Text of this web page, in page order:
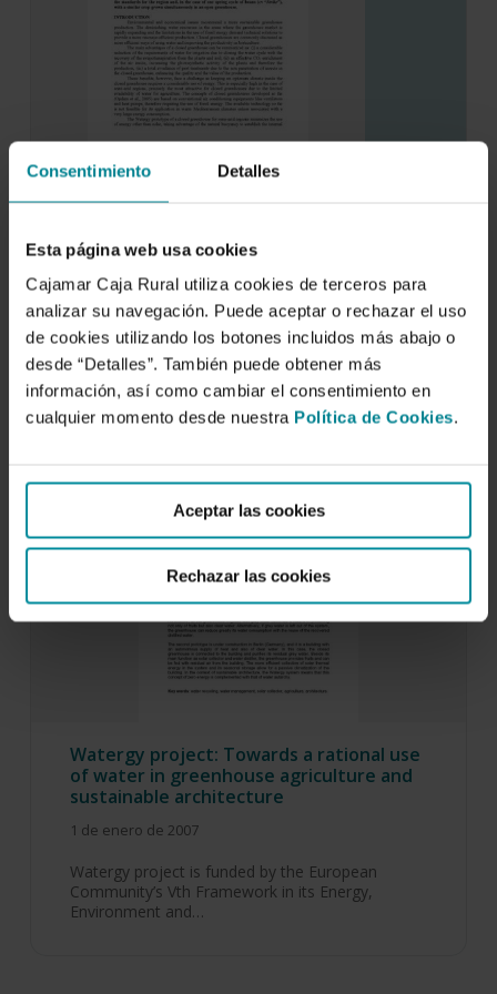
Consentimiento Detalles
Esta página web usa cookies
Cajamar Caja Rural utiliza cookies de terceros para
analizar su navegación. Puede aceptar o rechazar el uso
de cookies utilizando los botones incluidos más abajo o
desde “Detalles”. También puede obtener más
información, así como cambiar el consentimiento en
cualquier momento desde nuestra Política de Cookies.
Aceptar las cookies
Rechazar las cookies
Experiences in cultivation inside the
watergy prototype of a closed
1 de enero de 2007
A prototype of a closed greenhouse has been
constructed in the semi-arid region of El…
Watergy project: Towards a rational use
of water in greenhouse agriculture and
sustainable architecture
1 de enero de 2007
Watergy project is funded by the European
Community’s Vth Framework in its Energy,
Environment and…